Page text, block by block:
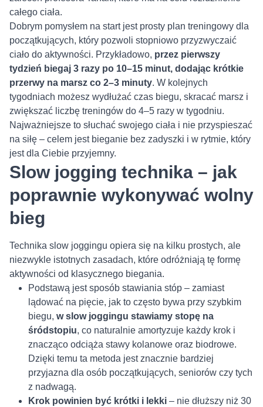
całego ciała.
Dobrym pomysłem na start jest prosty plan treningowy dla
początkujących, który pozwoli stopniowo przyzwyczaić
ciało do aktywności. Przykładowo, przez pierwszy
tydzień biegaj 3 razy po 10–15 minut, dodając krótkie
przerwy na marsz co 2–3 minuty. W kolejnych
tygodniach możesz wydłużać czas biegu, skracać marsz i
zwiększać liczbę treningów do 4–5 razy w tygodniu.
Najważniejsze to słuchać swojego ciała i nie przyspieszać
na siłę – celem jest bieganie bez zadyszki i w rytmie, który
jest dla Ciebie przyjemny.
Slow jogging technika – jak
poprawnie wykonywać wolny
bieg
Technika slow joggingu opiera się na kilku prostych, ale
niezwykle istotnych zasadach, które odróżniają tę formę
aktywności od klasycznego biegania.
Podstawą jest sposób stawiania stóp – zamiast
lądować na pięcie, jak to często bywa przy szybkim
biegu, w slow joggingu stawiamy stopę na
śródstopiu, co naturalnie amortyzuje każdy krok i
znacząco odciąża stawy kolanowe oraz biodrowe.
Dzięki temu ta metoda jest znacznie bardziej
przyjazna dla osób początkujących, seniorów czy tych
z nadwagą.
Krok powinien być krótki i lekki – nie dłuższy niż 30